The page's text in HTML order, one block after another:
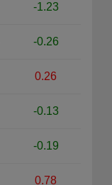
-1.23
-0.26
0.26
-0.13
-0.19
0.78